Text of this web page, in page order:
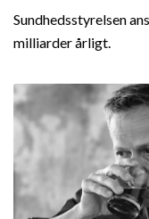
Sundhedsstyrelsen
milliarder årligt.